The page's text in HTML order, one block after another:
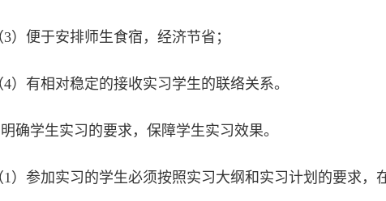
3）便于安排师生食宿，经济节省；
4）有相对稳定的接收实习学生的联络关系。
确学生实习的要求，保障学生实习效果。
1）参加实习的学生必须按照实习大纲和实习计划的要求，